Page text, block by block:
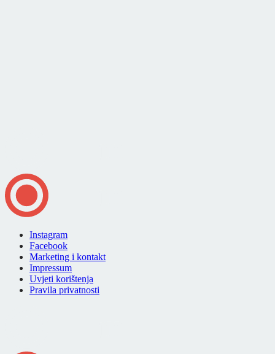
Instagram
Facebook
Marketing i kontakt
Impressum
Uvjeti korištenja
Pravila privatnosti